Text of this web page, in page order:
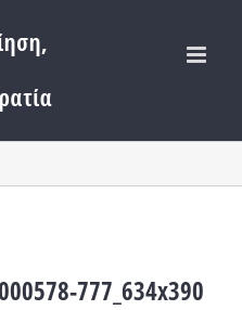
777_634x390